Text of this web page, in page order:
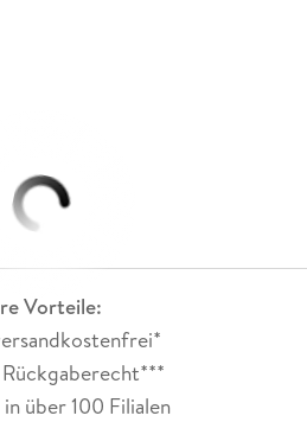
Vorteile:
Rückgaberecht***
über 100 Filialen